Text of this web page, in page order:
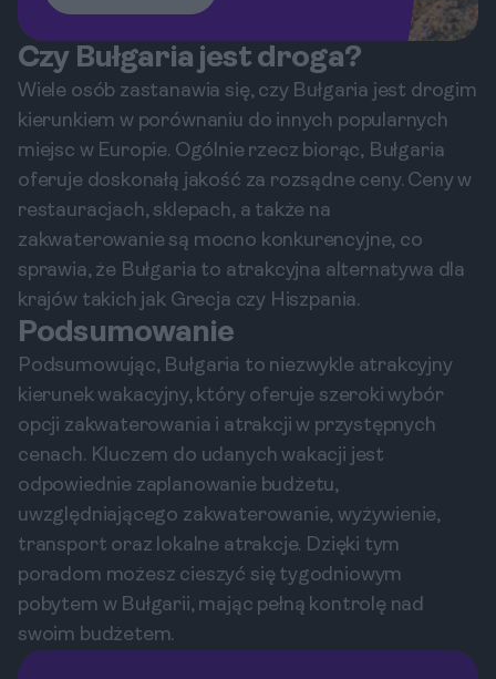
Czy Bułgaria jest droga?
Wiele osób zastanawia się, czy Bułgaria jest drogim
kierunkiem w porównaniu do innych popularnych
miejsc w Europie. Ogólnie rzecz biorąc, Bułgaria
oferuje doskonałą jakość za rozsądne ceny. Ceny w
restauracjach, sklepach, a także na
zakwaterowanie są mocno konkurencyjne, co
sprawia, że Bułgaria to atrakcyjna alternatywa dla
krajów takich jak Grecja czy Hiszpania.
Podsumowanie
Podsumowując, Bułgaria to niezwykle atrakcyjny
kierunek wakacyjny, który oferuje szeroki wybór
opcji zakwaterowania i atrakcji w przystępnych
cenach. Kluczem do udanych wakacji jest
odpowiednie zaplanowanie budżetu,
uwzględniającego zakwaterowanie, wyżywienie,
transport oraz lokalne atrakcje. Dzięki tym
poradom możesz cieszyć się tygodniowym
pobytem w Bułgarii, mając pełną kontrolę nad
swoim budżetem.